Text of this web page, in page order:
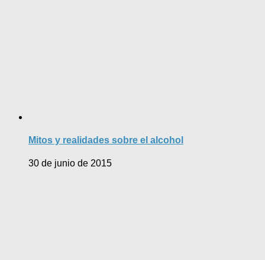
Mitos y realidades sobre el alcohol
30 de junio de 2015